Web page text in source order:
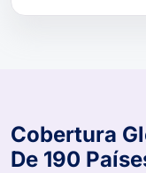
Cobertura
De 190